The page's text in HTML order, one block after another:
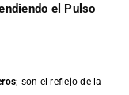
el Pulso
; son el reflejo de la